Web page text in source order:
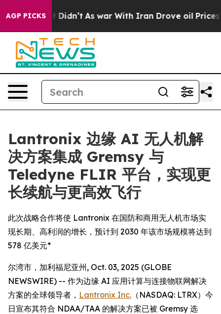
AGP PICKS
it Didn’t As war With Iran Drove oil Prices
Lantronix 边缘 AI 无人机解
决方案集成 Gremsy 与
Teledyne FLIR 平台，实现更
长续航与更高效飞行
此次战略合作将使 Lantronix 在国防和商用无人机市场实
现长期、高利润的增长，预计到 2030 年该市场规模将达到
578 亿美元*
尔湾市，加利福尼亚州, Oct. 03, 2025 (GLOBE
NEWSWIRE) -- 作为边缘 AI 应用计算与连接物联网解决
方案的全球领导者， Lantronix Inc. （NASDAQ: LTRX）今
日宣布其符合 NDAA/TAA 的解决方案已被 Gremsy 选